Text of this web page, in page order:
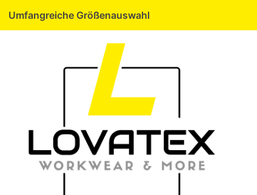
Umfangreiche Größenauswahl